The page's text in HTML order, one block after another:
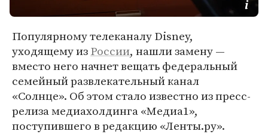
Популярному телеканалу Disney,
уходящему изРоссии, нашли замену —
вместо него начнет вещать федеральный
семейный развлекательный канал
«Солнце». Об этом стало известно из пресс-
релиза медиахолдинга «Медиа1»,
поступившего в редакцию «Ленты.ру».